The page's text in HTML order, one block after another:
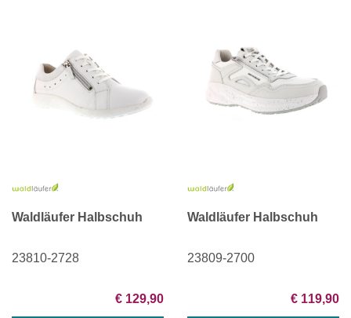
Waldläufer Halbschuh
23810-2728
€ 129,90
Waldläufer Halbschuh
23809-2700
€ 119,90